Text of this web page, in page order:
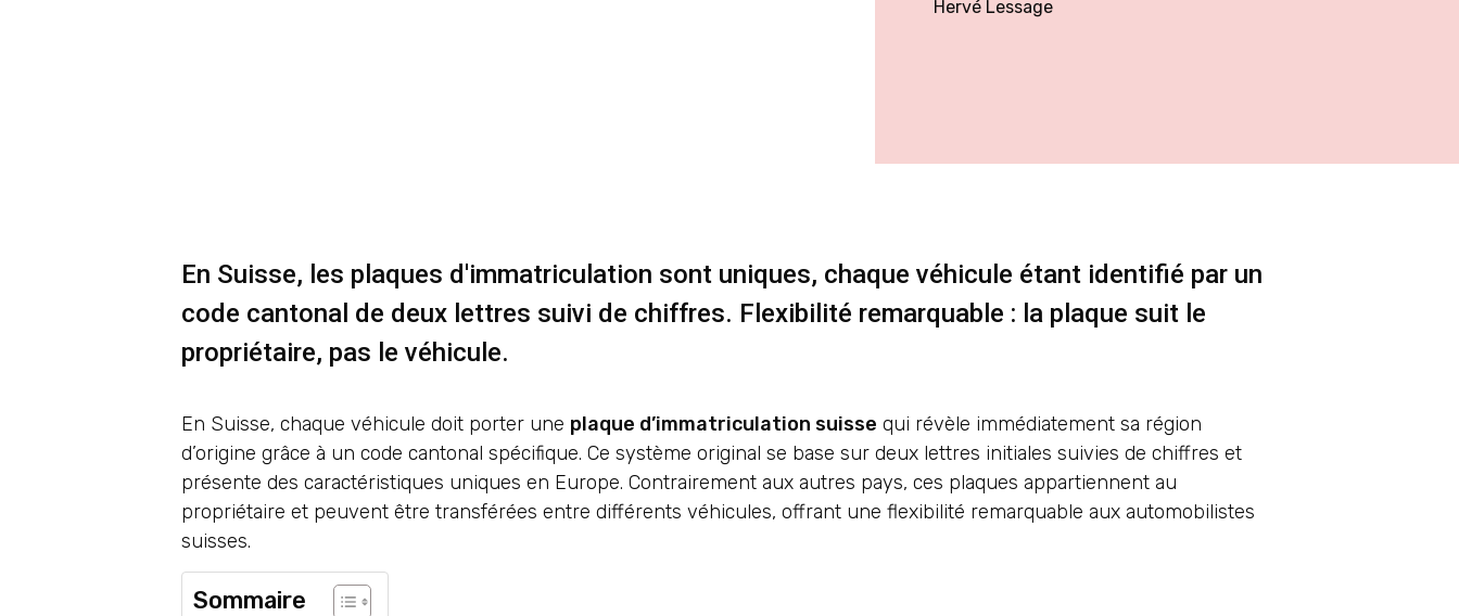
Hervé Lessage
En Suisse, les plaques d'immatriculation sont uniques, chaque véhicule étant identifié par un
code cantonal de deux lettres suivi de chiffres. Flexibilité remarquable : la plaque suit le
propriétaire, pas le véhicule.
En Suisse, chaque véhicule doit porter une plaque d’immatriculation suisse qui révèle immédiatement sa région
d’origine grâce à un code cantonal spécifique. Ce système original se base sur deux lettres initiales suivies de chiffres et
présente des caractéristiques uniques en Europe. Contrairement aux autres pays, ces plaques appartiennent au
propriétaire et peuvent être transférées entre différents véhicules, offrant une flexibilité remarquable aux automobilistes
suisses.
Sommaire